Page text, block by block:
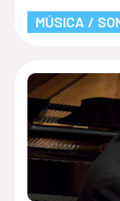
MÚSICA /